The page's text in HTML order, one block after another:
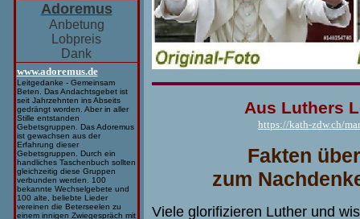
Adoremus
Anbetung
Lobpreis
Dank
www.adoremus.de
Leitgedanke - Gemeinsam
Beten. Das Andachtsgebet ist
seit Jahrzehnten ins Abseits
gedrängt worden. Aber in aller
Stille entstanden
Gebetsgruppen. Das Adoremus
ist gewachsen aus der
Erfahrung dieser
Gebetsgruppen. Durch ein
handliches Taschenbuch sollten
gleichzeitig diese Gruppen
verbunden werden. 100
bekannte Wechselgebete und
100 alte, beliebte Lieder
vereinen die Beterseelen zu
einem innigen Zwiegespräch mit
Aus Luthers
https://kath-zdw.ch/
Fakten
zum
Viele glorifizieren Luther und